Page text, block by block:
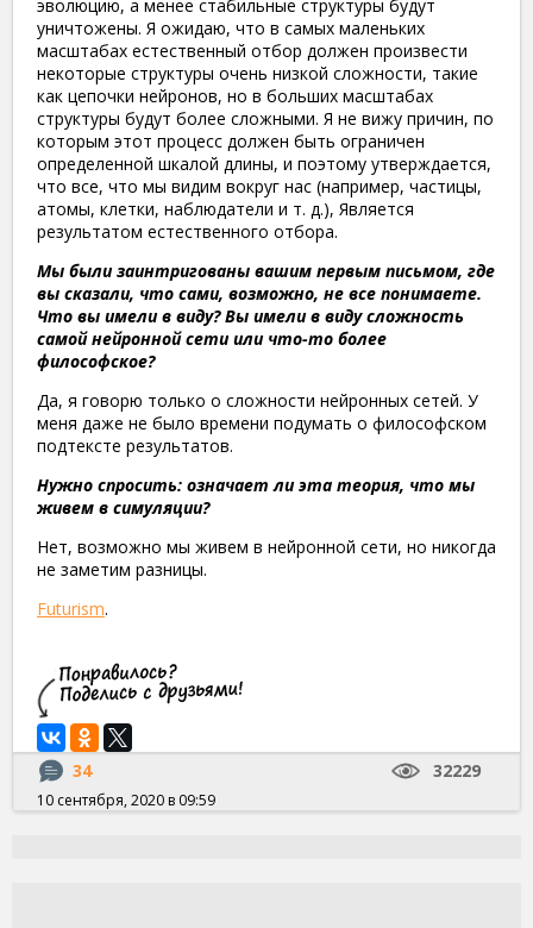
эволюцию, а менее стабильные структуры будут
уничтожены. Я ожидаю, что в самых маленьких
масштабах естественный отбор должен произвести
некоторые структуры очень низкой сложности, такие
как цепочки нейронов, но в больших масштабах
структуры будут более сложными. Я не вижу причин, по
которым этот процесс должен быть ограничен
определенной шкалой длины, и поэтому утверждается,
что все, что мы видим вокруг нас (например, частицы,
атомы, клетки, наблюдатели и т. д.), Является
результатом естественного отбора.
Мы были заинтригованы вашим первым письмом, где
вы сказали, что сами, возможно, не все понимаете.
Что вы имели в виду? Вы имели в виду сложность
самой нейронной сети или что-то более
философское?
Да, я говорю только о сложности нейронных сетей. У
меня даже не было времени подумать о философском
подтексте результатов.
Нужно спросить: означает ли эта теория, что мы
живем в симуляции?
Нет, возможно мы живем в нейронной сети, но никогда
не заметим разницы.
Futurism.
34 32229
10 сентября, 2020 в 09:59